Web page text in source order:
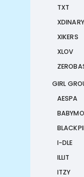
TXT
XIKERS
XLOV
GIRL
AESPA
I-DLE
ILLIT
ITZY